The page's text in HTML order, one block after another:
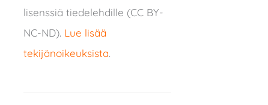
lisenssiä tiedelehdille (CC BY-
NC-ND). Lue lisää
tekijänoikeuksista.